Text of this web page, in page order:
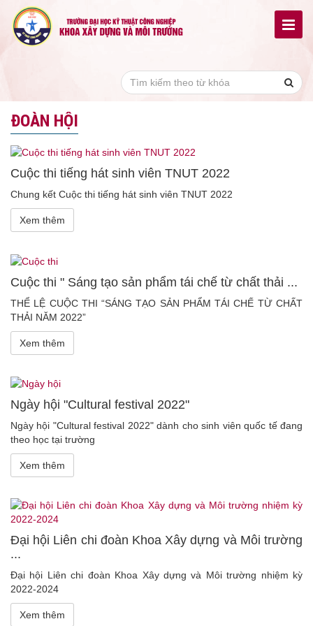
ĐOÀN HỘI
Cuộc thi tiếng hát sinh viên TNUT 2022
Chung kết Cuộc thi tiếng hát sinh viên TNUT 2022
Xem thêm
Cuộc thi " Sáng tạo sản phẩm tái chế từ chất thải ...
THỂ LỆ CUỘC THI “SÁNG TẠO SẢN PHẨM TÁI CHẾ TỪ CHẤT
THẢI NĂM 2022”
Xem thêm
Ngày hội "Cultural festival 2022"
Ngày hội "Cultural festival 2022" dành cho sinh viên quốc tế đang
theo học tại trường
Xem thêm
Đại hội Liên chi đoàn Khoa Xây dựng và Môi trường
...
Đại hội Liên chi đoàn Khoa Xây dựng và Môi trường nhiệm kỳ
2022-2024
Xem thêm